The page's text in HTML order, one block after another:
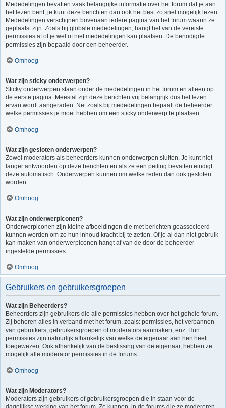
Mededelingen bevatten vaak belangrijke informatie over het forum dat je aan
het lezen bent, je kunt deze berichten dan ook het best zo snel mogelijk lezen.
Mededelingen verschijnen bovenaan iedere pagina van het forum waarin ze
geplaatst zijn. Zoals bij globale mededelingen, hangt het van de vereiste
permissies af of je wel of niet mededelingen kan plaatsen. De benodigde
permissies zijn bepaald door een beheerder.
Omhoog
Wat zijn sticky onderwerpen?
Sticky onderwerpen staan onder de mededelingen in het forum en alleen op
de eerste pagina. Meestal zijn deze berichten vrij belangrijk dus het lezen
ervan wordt aangeraden. Net zoals bij mededelingen bepaalt de beheerder
welke permissies je moet hebben om een sticky onderwerp te plaatsen.
Omhoog
Wat zijn gesloten onderwerpen?
Zowel moderators als beheerders kunnen onderwerpen sluiten. Je kunt niet
langer antwoorden op deze berichten en als ze een peiling bevatten eindigt
deze automatisch. Onderwerpen kunnen om welke reden dan ook gesloten
worden.
Omhoog
Wat zijn onderwerpiconen?
Onderwerpiconen zijn kleine afbeeldingen die met berichten geassocieerd
kunnen worden om zo hun inhoud kracht bij te zetten. Of je al dan niet gebruik
kan maken van onderwerpiconen hangt af van de door de beheerder
ingestelde permissies.
Omhoog
Gebruikers en gebruikersgroepen
Wat zijn Beheerders?
Beheerders zijn gebruikers die alle permissies hebben over het gehele forum.
Zij beheren alles in verband met het forum, zoals: permissies, het verbannen
van gebruikers, gebruikersgroepen of moderators aanmaken, enz. Hun
permissies zijn natuurlijk afhankelijk van welke de eigenaar aan hen heeft
toegewezen. Ook afhankelijk van de beslissing van de eigenaar, hebben ze
mogelijk alle moderator permissies in de forums.
Omhoog
Wat zijn Moderators?
Moderators zijn gebruikers of gebruikersgroepen die in staan voor de